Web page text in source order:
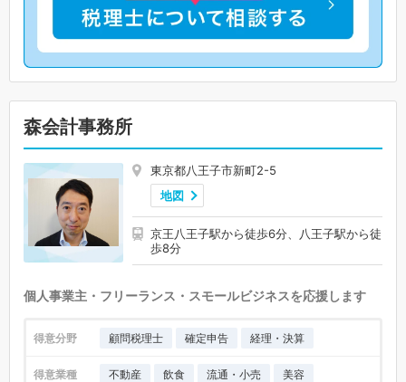
森会計事務所
東京都八王子市新町2-5
地図
京王八王子駅から徒歩6分、八王子駅から徒
歩8分
個人事業主・フリーランス・スモールビジネスを応援します
得意分野 顧問税理士 確定申告 経理・決算
得意業種 不動産 飲食 流通・小売
美容